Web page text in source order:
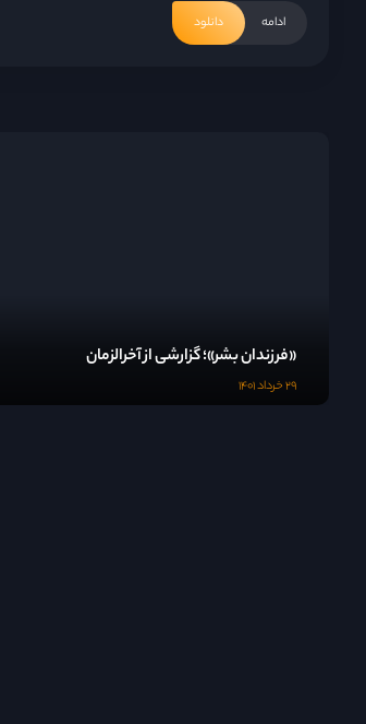
ادامه دانلود
«فرزندان بشر»؛ گزارشی از آخرالزمان
۲۹ خرداد ۱۴۰۱